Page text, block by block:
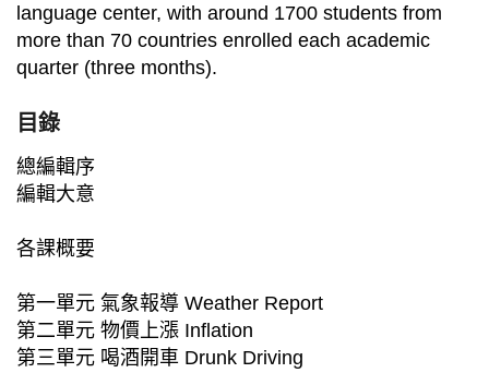
language center, with around 1700 students from
more than 70 countries enrolled each academic
quarter (three months).
目錄
總編輯序
編輯大意
各課概要
第一單元 氣象報導 Weather Report
第二單元 物價上漲 Inflation
第三單元 喝酒開車 Drunk Driving